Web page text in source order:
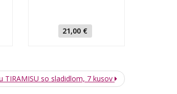
21,00 €
TIRAMISU so sladidlom, 7 kusov